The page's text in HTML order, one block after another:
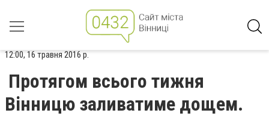
12:00, 16 травня 2016 р.
Протягом всього тижня
Вінницю заливатиме дощем.